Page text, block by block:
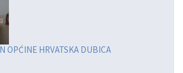
OPĆINE HRVATSKA DUBICA